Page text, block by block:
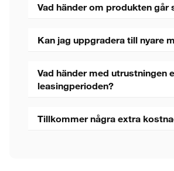
Vad händer om produkten går
Kan jag uppgradera till nyare
Vad händer med utrustningen
leasingperioden?
Tillkommer några extra